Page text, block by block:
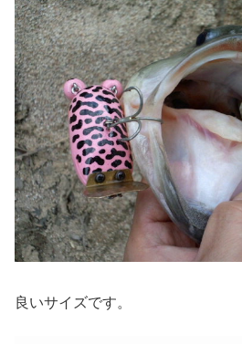
良いサイズです。